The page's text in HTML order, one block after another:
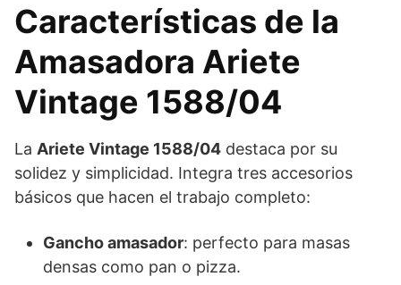
Características de la
Amasadora Ariete
Vintage 1588/04
La Ariete Vintage 1588/04 destaca por su
solidez y simplicidad. Integra tres accesorios
básicos que hacen el trabajo completo:
Gancho amasador: perfecto para masas
densas como pan o pizza.